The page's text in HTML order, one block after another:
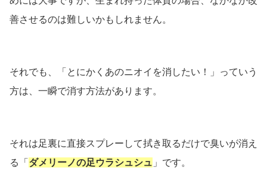
善させるのは難しいかもしれません。
それでも、「とにかくあのニオイを消したい！」っていう
方は、一瞬で消す方法があります。
それは足裏に直接スプレーして拭き取るだけで臭いが消え
る「 ダメリーノの足ウラシュシュ 」です。